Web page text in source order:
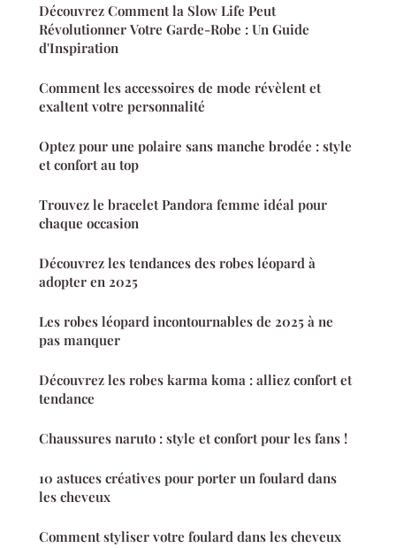
Découvrez Comment la Slow Life Peut
Révolutionner Votre Garde-Robe : Un Guide
d'Inspiration
Comment les accessoires de mode révèlent et
exaltent votre personnalité
Optez pour une polaire sans manche brodée : style
et confort au top
Trouvez le bracelet Pandora femme idéal pour
chaque occasion
Découvrez les tendances des robes léopard à
adopter en 2025
Les robes léopard incontournables de 2025 à ne
pas manquer
Découvrez les robes karma koma : alliez confort et
tendance
Chaussures naruto : style et confort pour les fans !
10 astuces créatives pour porter un foulard dans
les cheveux
Comment styliser votre foulard dans les cheveux